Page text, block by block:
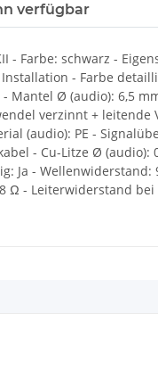
verfügbar
- Farbe: schwarz -
- Farbe
Mantel Ø (audio): 6,5
verzinnt +
(audio): PE -
- Cu-Litze Ø (audio):
Ja -
Ω - Leiterwiderstand